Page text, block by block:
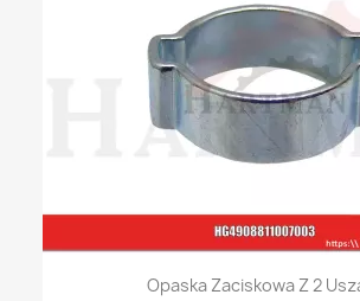
Opaska Zaciskowa Z 2